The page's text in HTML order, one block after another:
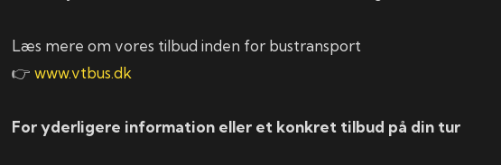
Læs mere om vores tilbud inden for bustransport
👉www.vtbus.dk
For yderligere information eller et konkret tilbud på din tur